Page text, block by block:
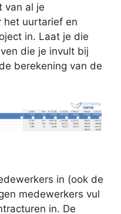
van al je
het uurtarief en
in. Laat je die
die je invult bij
berekening van de
in (ook de
medewerkers vul
in. De